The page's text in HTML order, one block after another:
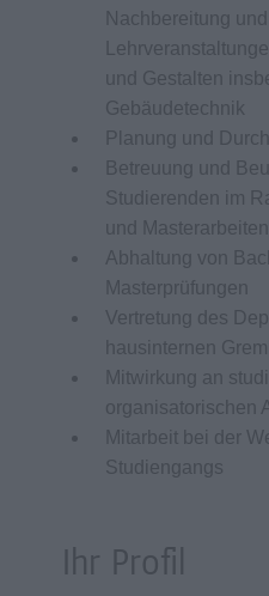
Nachbereitung
und Gestalten
Gebäudetechnik
Planung und
Betreuung und
Studierenden im
und Masterarbeiten
Abhaltung von
Masterprüfungen
Vertretung des
hausinternen
Mitwirkung an
organisatorischen
Mitarbeit bei der
Studiengangs
Ihr Profil